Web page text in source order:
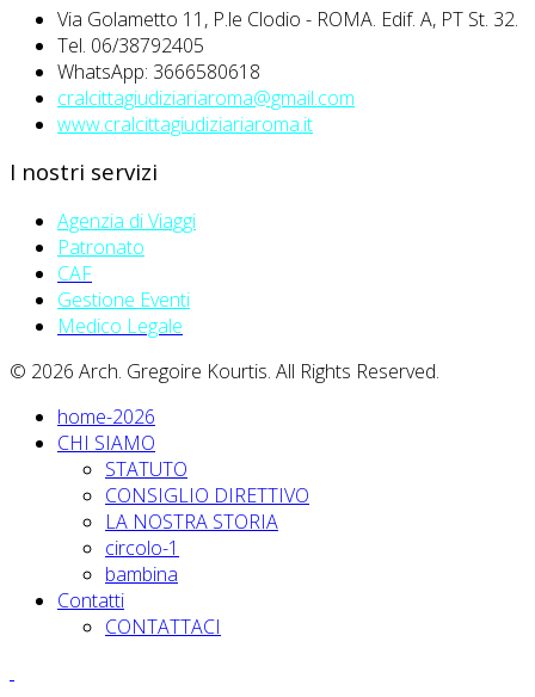
Via Golametto 11, P.le Clodio - ROMA. Edif. A, PT St. 32.
Tel. 06/38792405
WhatsApp: 3666580618
cralcittagiudiziariaroma@gmail.com
www.cralcittagiudiziariaroma.it
I nostri servizi
Agenzia di Viaggi
Patronato
CAF
Gestione Eventi
Medico Legale
© 2026 Arch. Gregoire Kourtis. All Rights Reserved.
home-2026
CHI SIAMO
STATUTO
CONSIGLIO DIRETTIVO
LA NOSTRA STORIA
circolo-1
bambina
Contatti
CONTATTACI